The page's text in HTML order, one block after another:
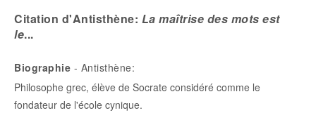
Citation d'Antisthène: La maîtrise des mots est
le...
Biographie - Antisthène:
Philosophe grec, élève de Socrate considéré comme le
fondateur de l'école cynique.